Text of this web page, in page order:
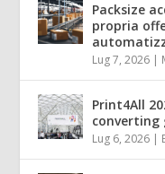
Packsize
propria
Lug 7, 2026 |
Print4All
converting
Lug 6, 2026 |